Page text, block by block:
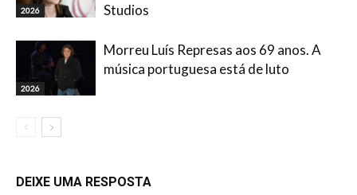
2026
Studios
2026
Morreu Luís Represas aos 69 anos. A
música portuguesa está de luto
DEIXE UMA RESPOSTA